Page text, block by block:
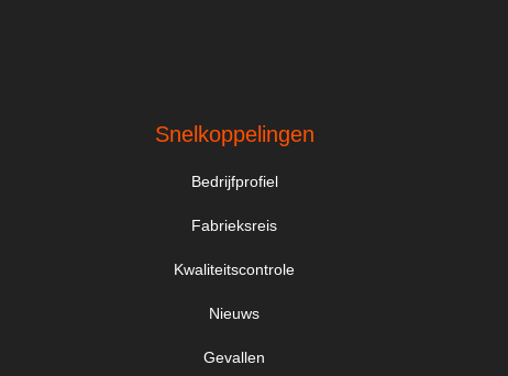
Snelkoppelingen
Bedrijfprofiel
Fabrieksreis
Kwaliteitscontrole
Nieuws
Gevallen